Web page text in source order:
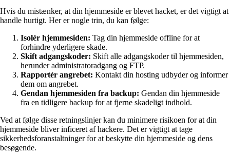
Hvis du mistænker, at din hjemmeside er blevet hacket, er det vigtigt at
handle hurtigt. Her er nogle trin, du kan følge:
Isolér hjemmesiden: Tag din hjemmeside offline for at
forhindre yderligere skade.
Skift adgangskoder: Skift alle adgangskoder til hjemmesiden,
herunder administratoradgang og FTP.
Rapportér angrebet: Kontakt din hosting udbyder og informer
dem om angrebet.
Gendan hjemmesiden fra backup: Gendan din hjemmeside
fra en tidligere backup for at fjerne skadeligt indhold.
Ved at følge disse retningslinjer kan du minimere risikoen for at din
hjemmeside bliver inficeret af hackere. Det er vigtigt at tage
sikkerhedsforanstaltninger for at beskytte din hjemmeside og dens
besøgende.